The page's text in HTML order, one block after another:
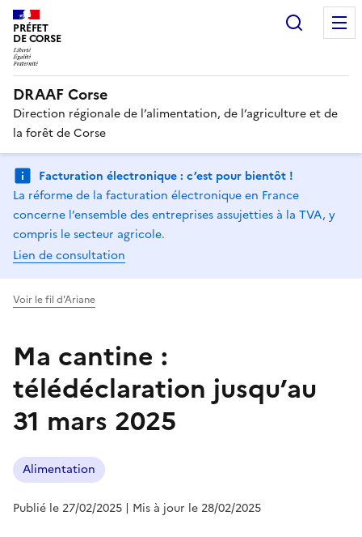
PRÉFET
DE CORSE
DRAAF Corse
Direction régionale de l’alimentation, de l’agriculture et de
la forêt de Corse
Facturation électronique : c’est pour bientôt !
La réforme de la facturation électronique en France
concerne l’ensemble des entreprises assujetties à la TVA, y
compris le secteur agricole.
Lien de consultation
Voir le fil d'Ariane
Ma cantine :
télédéclaration jusqu’au
31 mars 2025
Alimentation
Publié le 27/02/2025 | Mis à jour le 28/02/2025